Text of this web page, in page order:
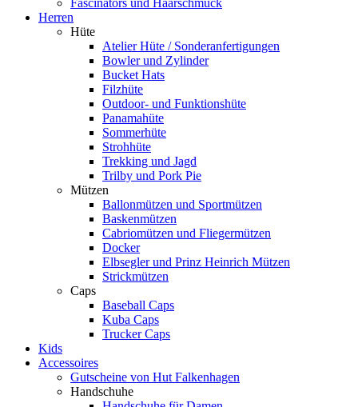
Fascinators und Haarschmuck
Herren
Hüte
Atelier Hüte / Sonderanfertigungen
Bowler und Zylinder
Bucket Hats
Filzhüte
Outdoor- und Funktionshüte
Panamahüte
Sommerhüte
Strohhüte
Trekking und Jagd
Trilby und Pork Pie
Mützen
Ballonmützen und Sportmützen
Baskenmützen
Cabriomützen und Fliegermützen
Docker
Elbsegler und Prinz Heinrich Mützen
Strickmützen
Caps
Baseball Caps
Kuba Caps
Trucker Caps
Kids
Accessoires
Gutscheine von Hut Falkenhagen
Handschuhe